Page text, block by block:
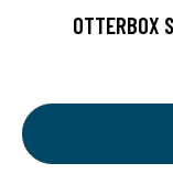
OTTERBOX